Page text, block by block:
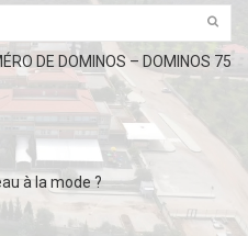
DE DOMINOS – DOMINOS 75
à la mode ?